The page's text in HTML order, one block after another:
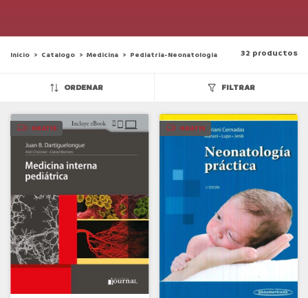
Inicio > Catalogo > Medicina > Pediatria-Neonatologia 32 productos
ORDENAR FILTRAR
GRATIS GRATIS